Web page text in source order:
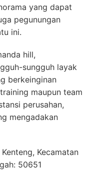
yang dapat
pegunungan
ini.
hill,
sungguh layak
berkeinginan
maupun team
perusahan,
mengadakan
Kecamatan
50651